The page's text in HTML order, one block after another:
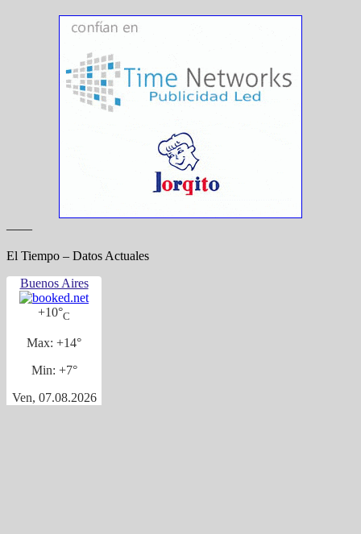
——
El Tiempo – Datos Actuales
Buenos Aires
+10°C
Max: +14°
Min: +7°
Ven, 07.08.2026